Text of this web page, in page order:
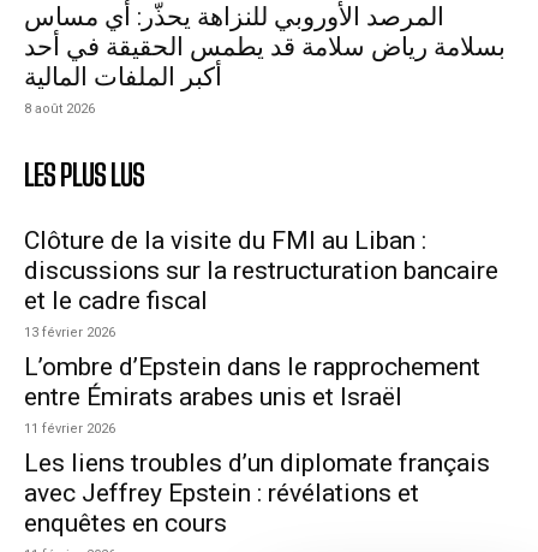
المرصد الأوروبي للنزاهة يحذّر: أي مساس
بسلامة رياض سلامة قد يطمس الحقيقة في أحد
أكبر الملفات المالية
8 août 2026
LES PLUS LUS
Clôture de la visite du FMI au Liban :
discussions sur la restructuration bancaire
et le cadre fiscal
13 février 2026
L’ombre d’Epstein dans le rapprochement
entre Émirats arabes unis et Israël
11 février 2026
Les liens troubles d’un diplomate français
avec Jeffrey Epstein : révélations et
enquêtes en cours